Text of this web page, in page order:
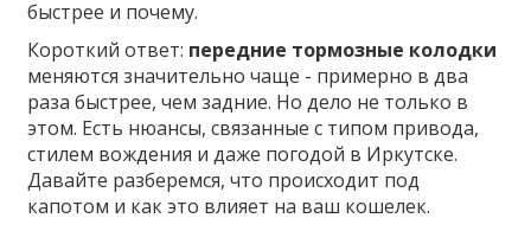
быстрее и почему.
Короткий ответ: передние тормозные колодки
меняются значительно чаще - примерно в два
раза быстрее, чем задние. Но дело не только в
этом. Есть нюансы, связанные с типом привода,
стилем вождения и даже погодой в Иркутске.
Давайте разберемся, что происходит под
капотом и как это влияет на ваш кошелек.